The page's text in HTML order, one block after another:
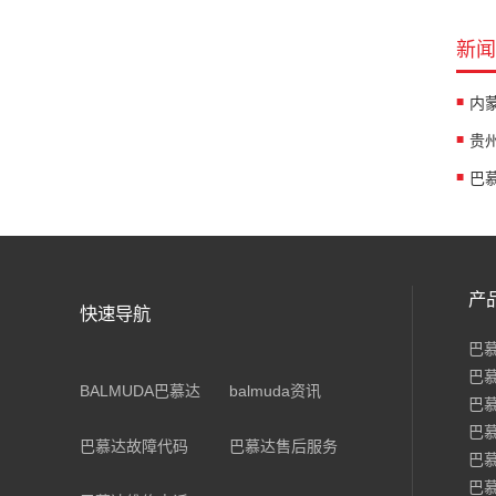
新
快速导航
BALMUDA巴慕达 balmuda资讯
巴慕达故障代码 巴慕达售后服务
产
巴
巴
巴
巴
巴
巴